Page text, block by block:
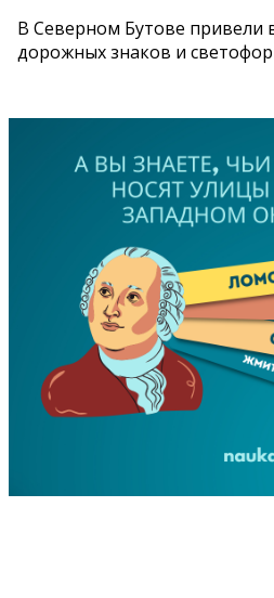
В Северном Бутове привели
дорожных знаков и